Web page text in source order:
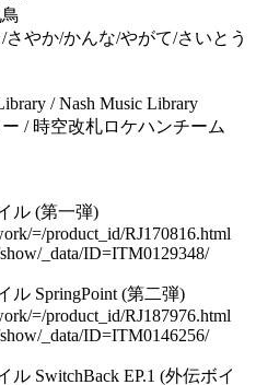
やか/かんな/やがて/さいとう
/ Nash Music Library
/ 時空改札ロケハンチーム
ル (第一弾)
=/product_id/RJ170816.html
_data/ID=ITM0129348/
SpringPoint (第二弾)
=/product_id/RJ187976.html
_data/ID=ITM0146256/
SwitchBack EP.1 (外伝ボイ